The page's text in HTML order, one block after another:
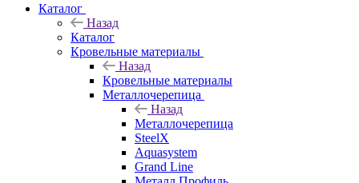
Каталог
Назад
Каталог
Кровельные материалы
Назад
Кровельные материалы
Металлочерепица
Назад
Металлочерепица
SteelX
Aquasystem
Grand Line